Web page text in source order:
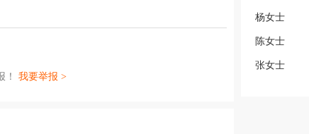
！ 我要举报 >
杨女士
陈女士
张女士